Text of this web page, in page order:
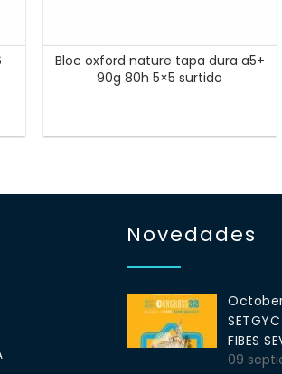
Bloc oxford nature tapa dura a5+
90g 80h 5×5 surtido
Novedades
FIBES
09